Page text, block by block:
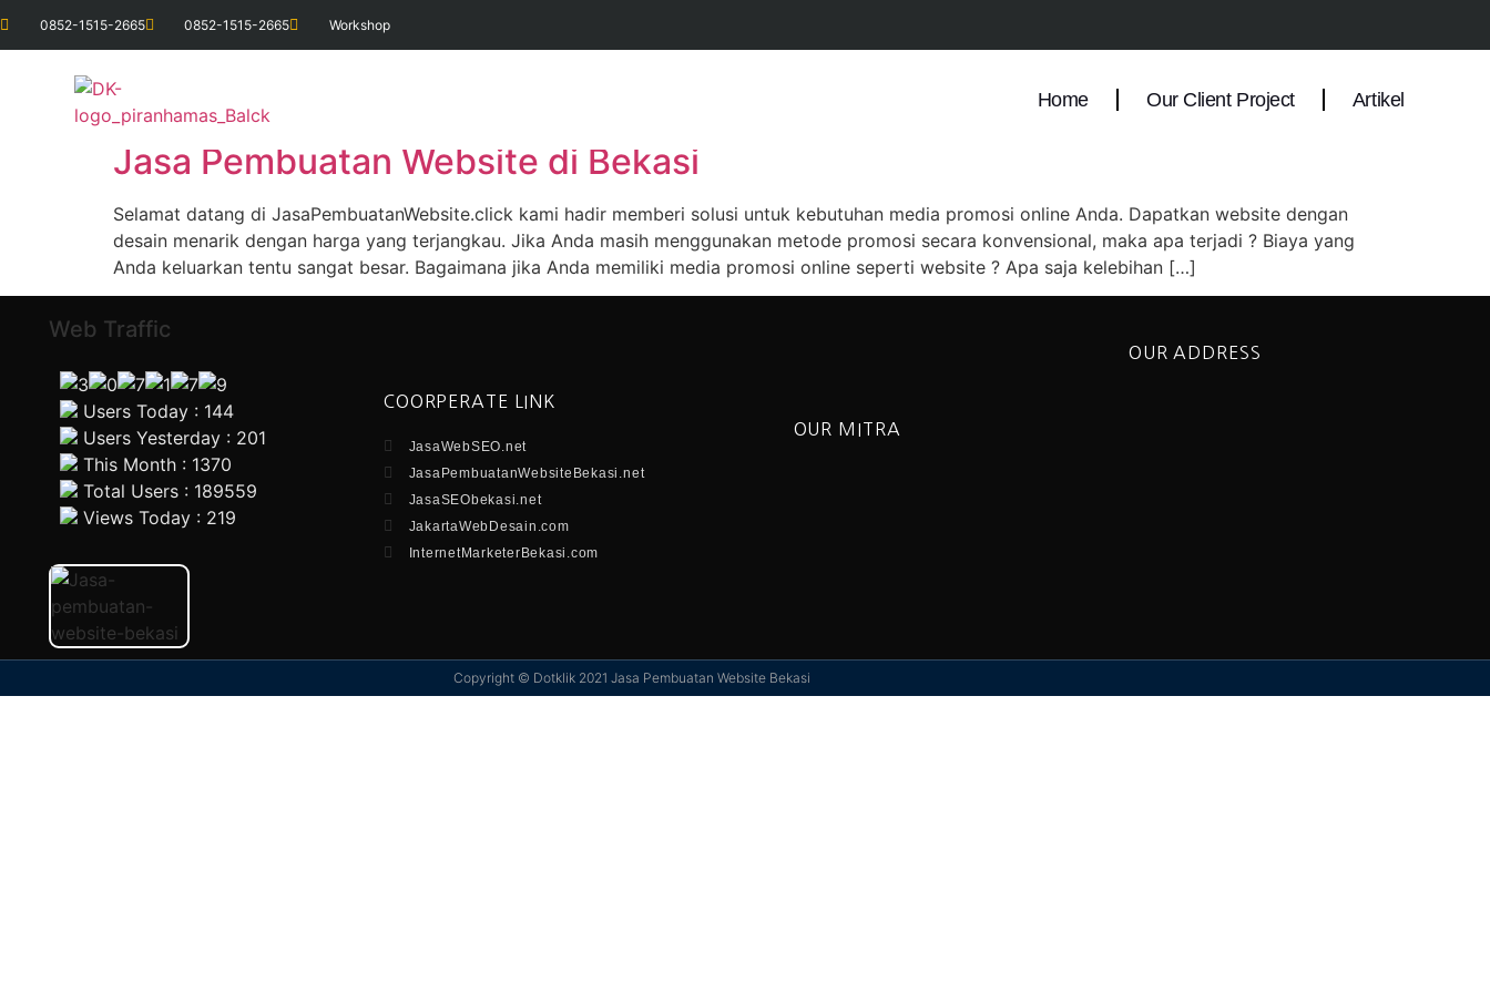
0852-1515-2665 0852-1515-2665 Workshop
Home Our Client Project Artikel
Tag: jasa pembuatan website online shop surabaya
Jasa Pembuatan Website di Bekasi
Selamat datang di JasaPembuatanWebsite.click kami hadir memberi solusi untuk kebutuhan media promosi online Anda. Dapatkan website dengan
desain menarik dengan harga yang terjangkau. Jika Anda masih menggunakan metode promosi secara konvensional, maka apa terjadi ? Biaya yang
Anda keluarkan tentu sangat besar. Bagaimana jika Anda memiliki media promosi online seperti website ? Apa saja kelebihan […]
Web Traffic
Users Today : 144
Users Yesterday : 201
This Month : 1370
Total Users : 189559
Views Today : 219
COORPERATE LINK
JasaWebSEO.net
JasaPembuatanWebsiteBekasi.net
JasaSEObekasi.net
JakartaWebDesain.com
InternetMarketerBekasi.com
OUR MITRA
OUR ADDRESS
Copyright © Dotklik 2021 Jasa Pembuatan Website Bekasi